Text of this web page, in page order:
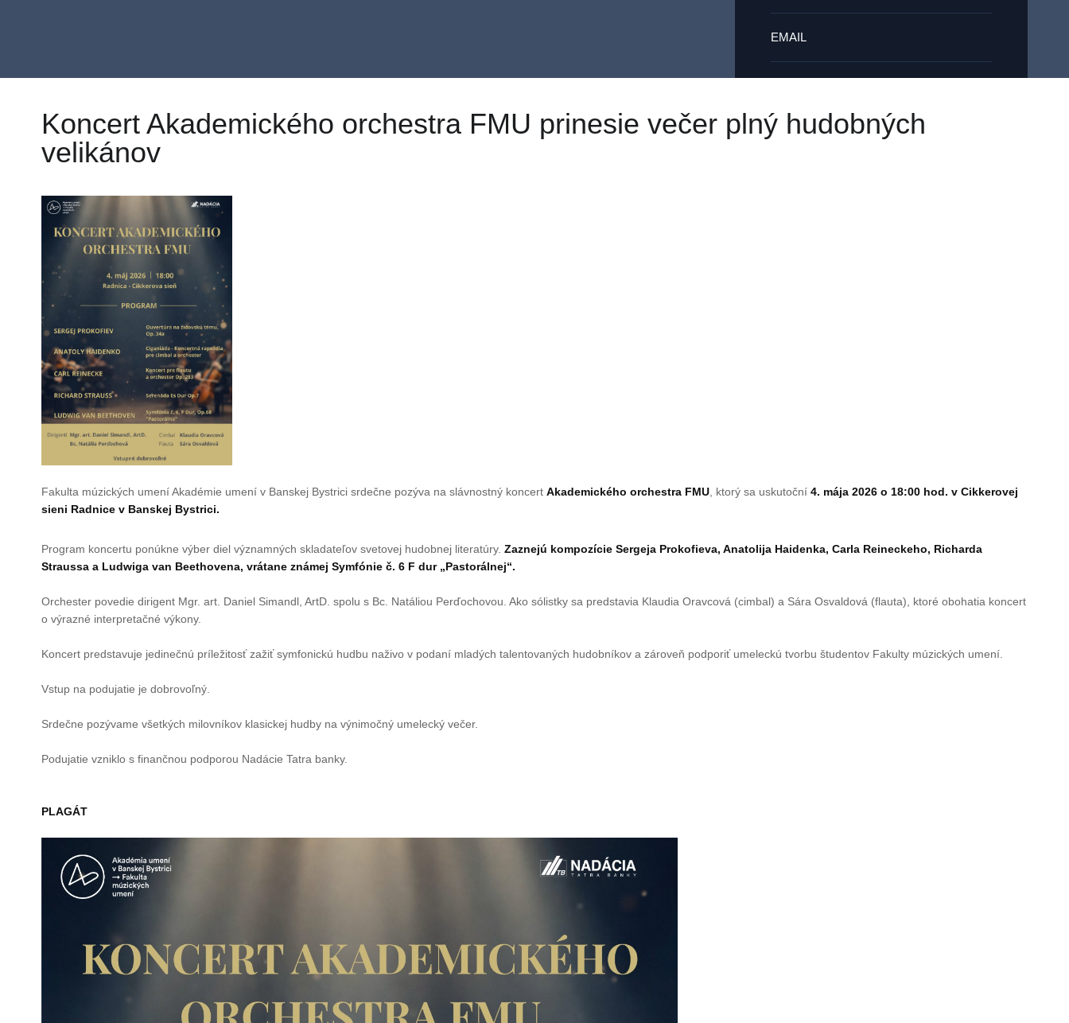
EMAIL
Koncert Akademického orchestra FMU prinesie večer plný hudobných
velikánov
Fakulta múzických umení Akadémie umení v Banskej Bystrici srdečne pozýva na slávnostný koncert Akademického orchestra FMU, ktorý sa uskutoční 4. mája 2026 o 18:00 hod. v Cikkerovej
sieni Radnice v Banskej Bystrici.
Program koncertu ponúkne výber diel významných skladateľov svetovej hudobnej literatúry. Zaznejú kompozície Sergeja Prokofieva, Anatolija Haidenka, Carla Reineckeho, Richarda
Straussa a Ludwiga van Beethovena, vrátane známej Symfónie č. 6 F dur „Pastorálnej“.
Orchester povedie dirigent Mgr. art. Daniel Simandl, ArtD. spolu s Bc. Natáliou Perďochovou. Ako sólistky sa predstavia Klaudia Oravcová (cimbal) a Sára Osvaldová (flauta), ktoré obohatia koncert
o výrazné interpretačné výkony.
Koncert predstavuje jedinečnú príležitosť zažiť symfonickú hudbu naživo v podaní mladých talentovaných hudobníkov a zároveň podporiť umeleckú tvorbu študentov Fakulty múzických umení.
Vstup na podujatie je dobrovoľný.
Srdečne pozývame všetkých milovníkov klasickej hudby na výnimočný umelecký večer.
Podujatie vzniklo s finančnou podporou Nadácie Tatra banky.
PLAGÁT